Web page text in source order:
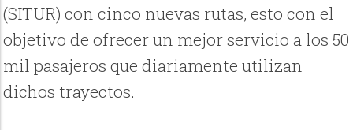
(SITUR) con cinco nuevas rutas, esto con el
objetivo de ofrecer un mejor servicio a los 50
mil pasajeros que diariamente utilizan
dichos trayectos.